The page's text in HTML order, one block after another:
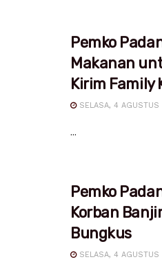
Pemko
Makanan
Kirim Family
SELASA, 4
...
Pemko
Korban
Bungkus
SELASA, 4